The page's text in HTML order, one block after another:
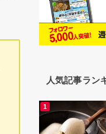
人気記事ラン